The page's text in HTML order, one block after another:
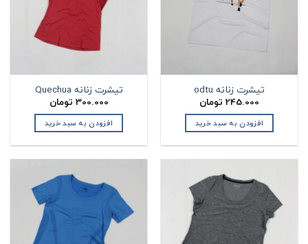
تیشرت زنانه odtu
245.000 تومان
افزودن به سبد خرید
تیشرت زنانه Quechua
300.000 تومان
افزودن به سبد خرید